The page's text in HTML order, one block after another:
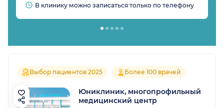
В клинику можно записаться только по телефону
Выбор пациентов 2025 Более 100 врачей
Юниклиник, многопрофильный
медицинский центр